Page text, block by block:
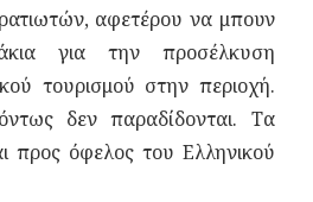
αφετέρου να μπουν
για την προσέλκυση
τουρισμού στην περιοχή.
δεν παραδίδονται. Τα
προς όφελος του Ελληνικού